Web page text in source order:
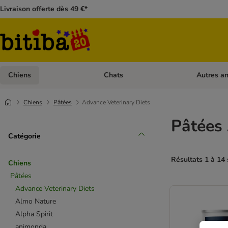
Livraison offerte dès 49 €*
Chiens Dérouler les catégories: Chiens
Chats Dérouler
Autres
Chiens Pâtées Advance Veterinary Diets
Catégorie
Chiens
Pâtées
Advance Veterinary Diets
Almo Nature
Alpha Spirit
Résultats 1 à 14